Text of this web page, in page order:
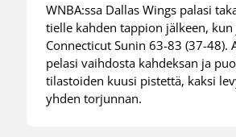
WNBA:ssa Dallas Wings palasi
tielle kahden tappion jälkeen,
Connecticut Sunin 63-83 (37-48).
pelasi vaihdosta kahdeksan ja
tilastoiden kuusi pistettä, kaksi
yhden torjunnan.